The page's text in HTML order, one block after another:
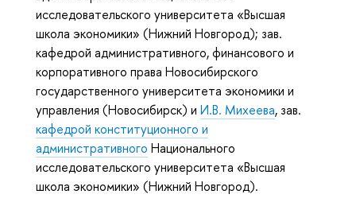
исследовательского университета «Высшая
школа экономики» (Нижний Новгород); зав.
кафедрой административного, финансового и
корпоративного права Новосибирского
государственного университета экономики и
управления (Новосибирск) и И.В. Михеева, зав.
кафедрой конституционного и
административного Национального
исследовательского университета «Высшая
школа экономики» (Нижний Новгород).